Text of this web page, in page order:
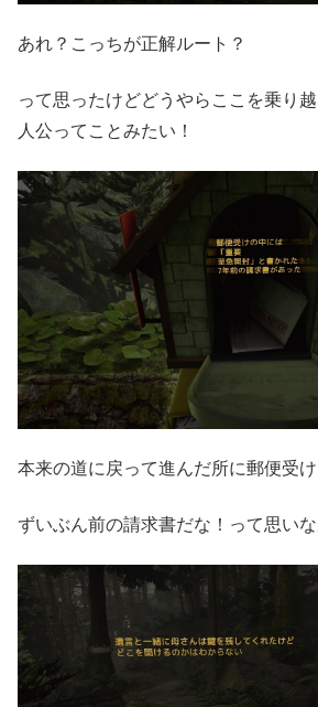
あれ？こっちが正解ルート？
って思ったけどどうやらここを乗り
人公ってことみたい！
本来の道に戻って進んだ所に郵便受け
ずいぶん前の請求書だな！って思いな